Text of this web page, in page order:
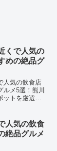
くで人気の
めの絶品グ
人気の飲食店
ルメ5選！熊川
ットを厳選紹
する穴場エリ
人気の飲食
絶品グルメ